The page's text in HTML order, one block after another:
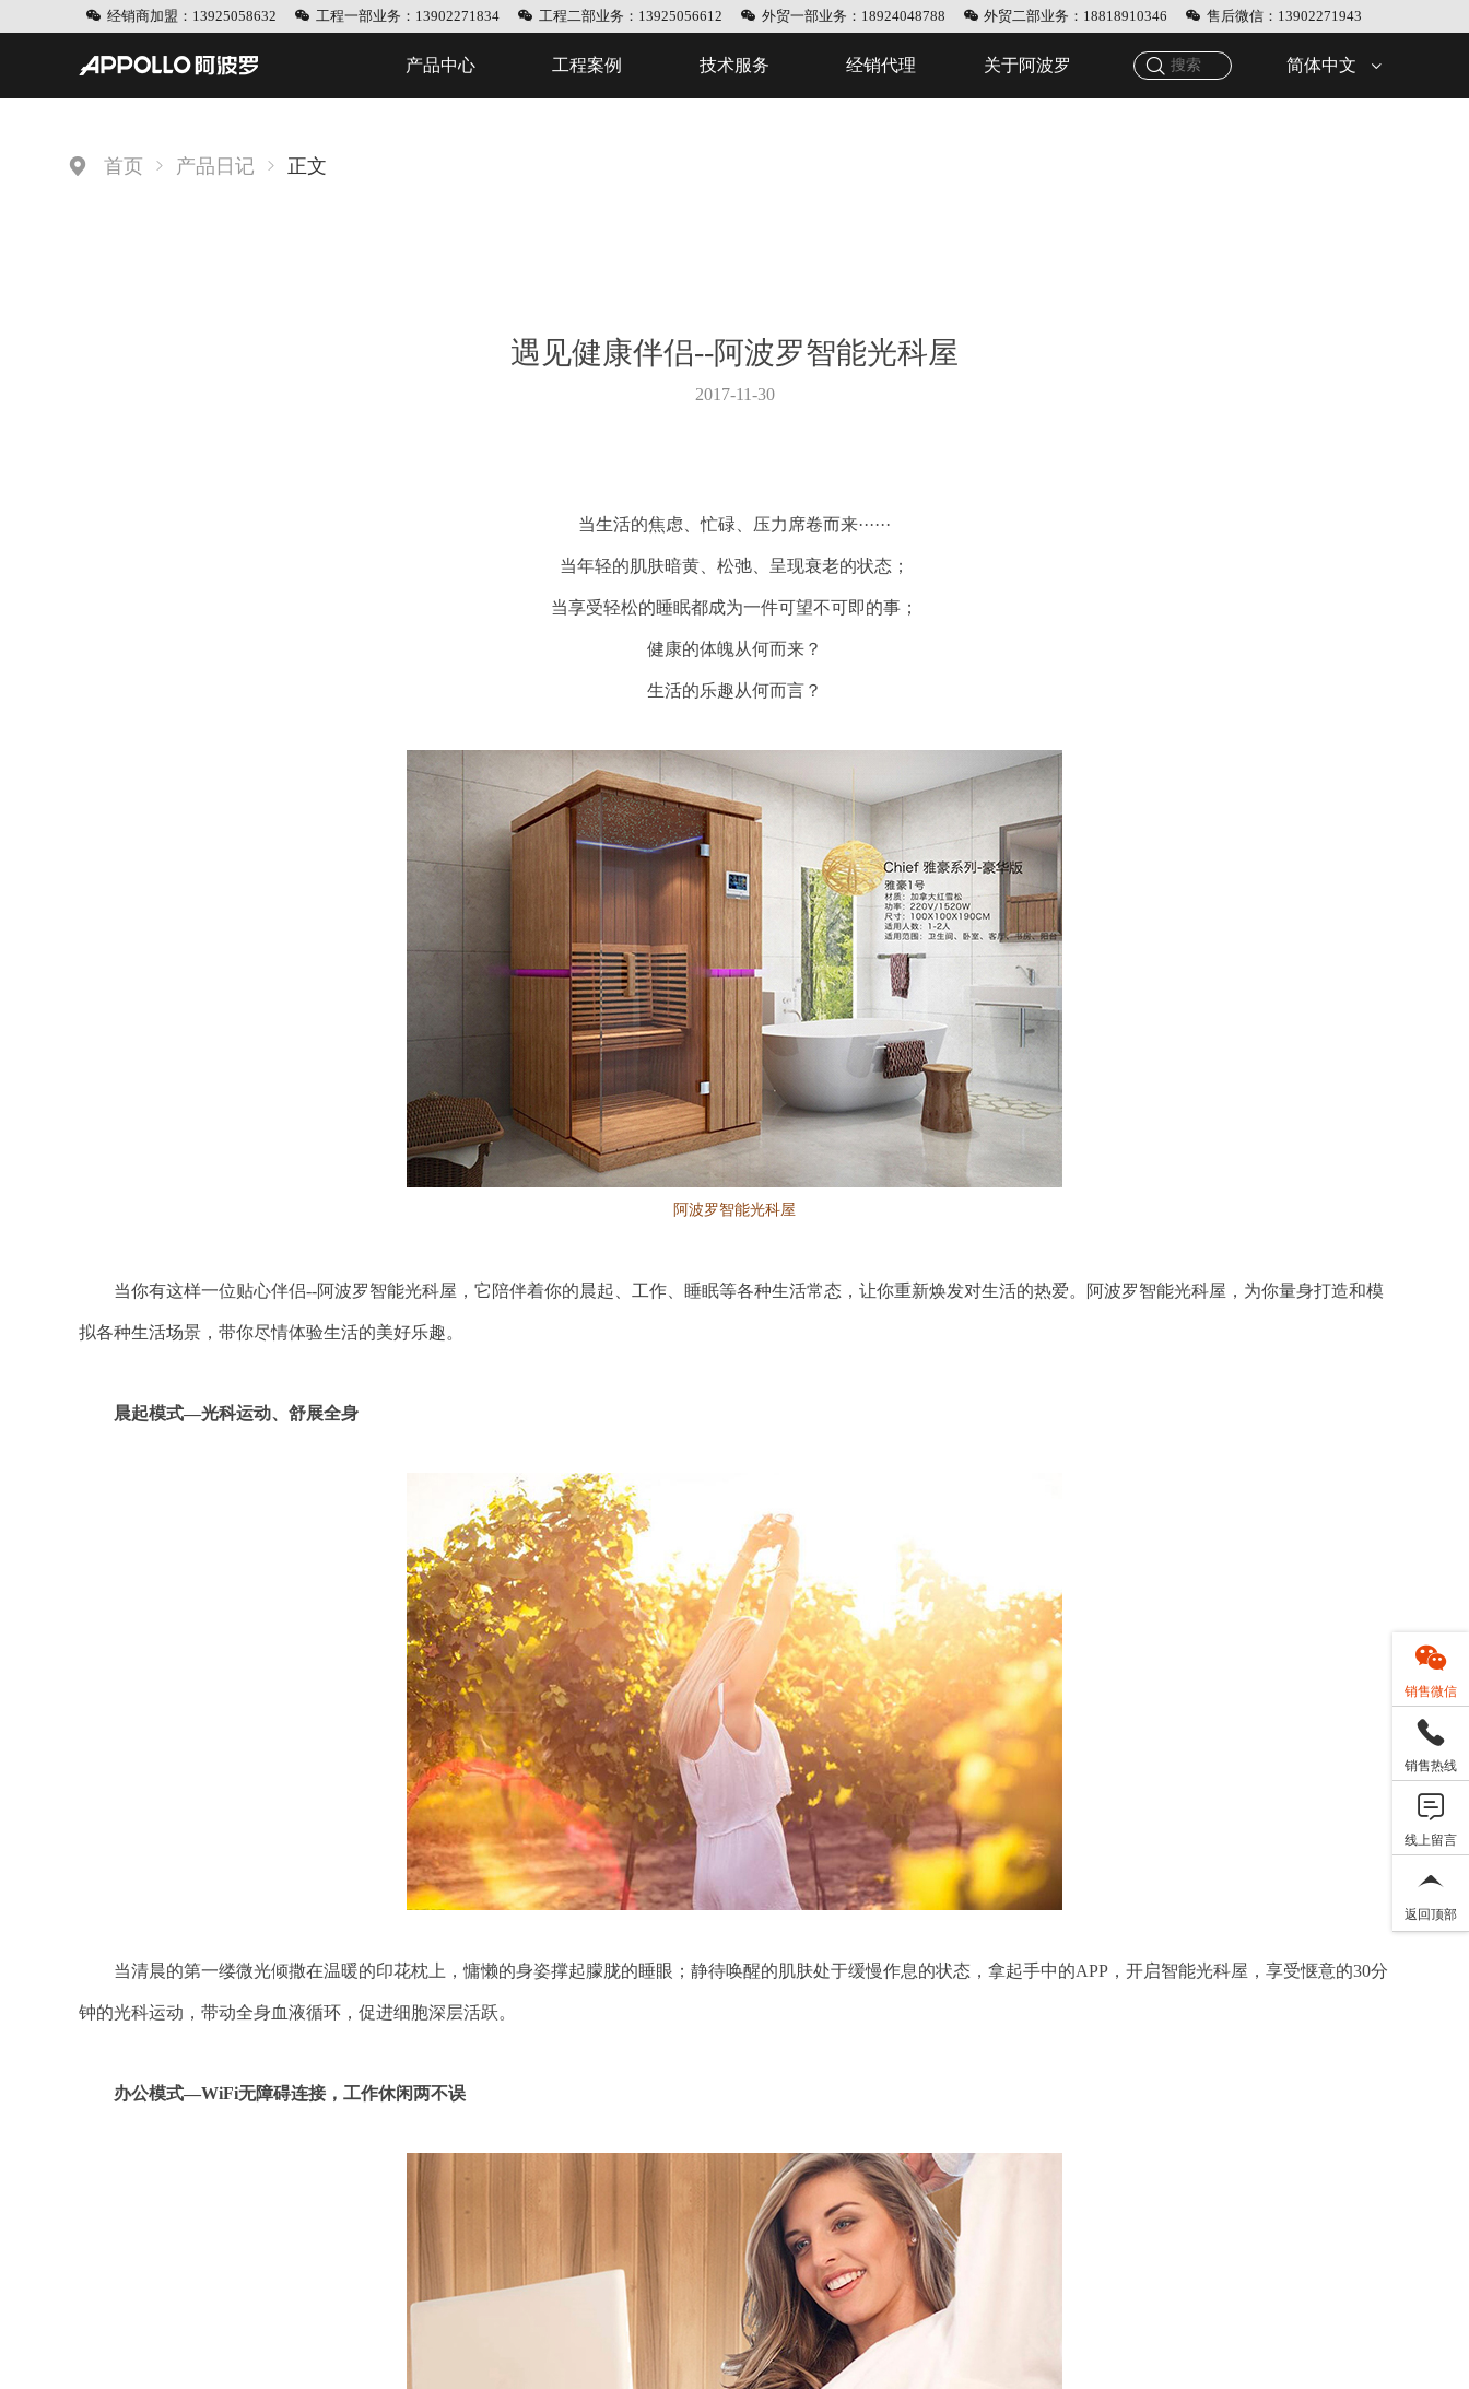
经销商加盟：13925058632 工程一部业务：13902271834 工程二部业务：13925056612 外贸一部业务：18924048788 外贸二部业务：18818910346 售后微信：13902271943
产品中心 工程案例 技术服务 经销代理 关于阿波罗 简体中文
首页 产品日记 正文
遇见健康伴侣--阿波罗智能光科屋
2017-11-30
当生活的焦虑、忙碌、压力席卷而来······
当年轻的肌肤暗黄、松弛、呈现衰老的状态；
当享受轻松的睡眠都成为一件可望不可即的事；
健康的体魄从何而来？
生活的乐趣从何而言？
阿波罗智能光科屋
当你有这样一位贴心伴侣--阿波罗智能光科屋，它陪伴着你的晨起、工作、睡眠等各种生活常态，让你重新焕发对生活的热爱。阿波罗智能光科屋，为你量身打造和模
拟各种生活场景，带你尽情体验生活的美好乐趣。
晨起模式—光科运动、舒展全身
当清晨的第一缕微光倾撒在温暖的印花枕上，慵懒的身姿撑起朦胧的睡眼；静待唤醒的肌肤处于缓慢作息的状态，拿起手中的APP，开启智能光科屋，享受惬意的30分
钟的光科运动，带动全身血液循环，促进细胞深层活跃。
办公模式—WiFi无障碍连接，工作休闲两不误
销售微信
销售热线
线上留言
返回顶部